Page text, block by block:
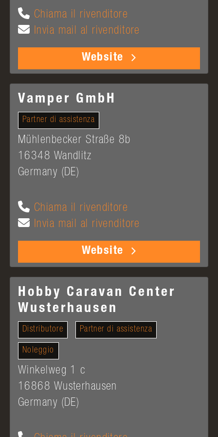
Chiama il rivenditore
Invia mail al rivenditore
Website
Vamper GmbH
Partner di assistenza
Mühlenbecker Straße 8b
16348 Wandlitz
Germany (DE)
Chiama il rivenditore
Invia mail al rivenditore
Website
Hobby Caravan Center
Wusterhausen
Distributore Partner di assistenza
Noleggio
Winkelweg 1 c
16868 Wusterhausen
Germany (DE)